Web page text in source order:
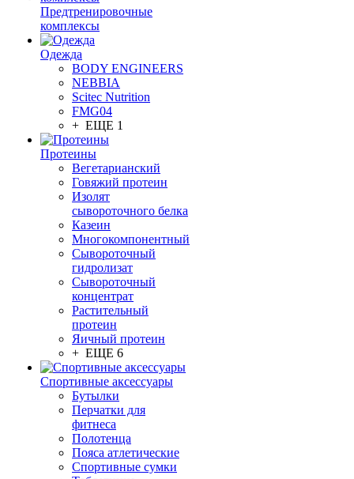
Предтренировочные
комплексы
Одежда
BODY ENGINEERS
NEBBIA
Scitec Nutrition
FMG04
+ ЕЩЕ 1
Протеины
Вегетарианский
Говяжий протеин
Изолят
сывороточного белка
Казеин
Многокомпонентный
Сывороточный
гидролизат
Сывороточный
концентрат
Растительный
протеин
Яичный протеин
+ ЕЩЕ 6
Спортивные аксессуары
Бутылки
Перчатки для
фитнеса
Полотенца
Пояса атлетические
Спортивные сумки